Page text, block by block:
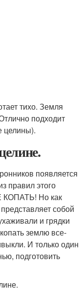
тихо. Земля
подходит
целины).
появляется
правил этого
КОПАТЬ! Но как
собой
и грядки
землю все-
И только один
подготовить